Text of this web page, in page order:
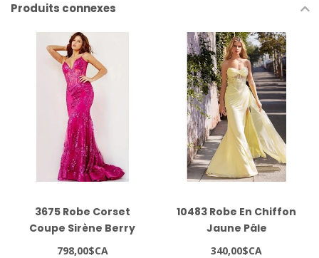
Produits connexes
3675 Robe Corset
Coupe Sirène Berry
798,00$CA
10483 Robe En Chiffon
Jaune Pâle
340,00$CA